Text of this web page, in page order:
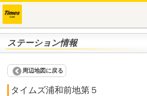
ステーション情報
周辺地図に戻る
タイムズ浦和前地第５